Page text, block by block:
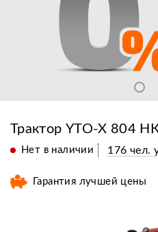
Трактор YTO-X 804
Нет в наличии 176 чел.
Гарантия лучшей цены